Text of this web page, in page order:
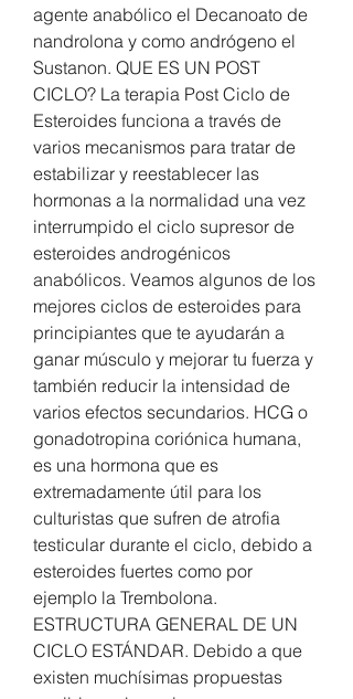
agente anabólico el Decanoato de
nandrolona y como andrógeno el
Sustanon. QUE ES UN POST
CICLO? La terapia Post Ciclo de
Esteroides funciona a través de
varios mecanismos para tratar de
estabilizar y reestablecer las
hormonas a la normalidad una vez
interrumpido el ciclo supresor de
esteroides androgénicos
anabólicos. Veamos algunos de los
mejores ciclos de esteroides para
principiantes que te ayudarán a
ganar músculo y mejorar tu fuerza y
también reducir la intensidad de
varios efectos secundarios. HCG o
gonadotropina coriónica humana,
es una hormona que es
extremadamente útil para los
culturistas que sufren de atrofia
testicular durante el ciclo, debido a
esteroides fuertes como por
ejemplo la Trembolona.
ESTRUCTURA GENERAL DE UN
CICLO ESTÁNDAR. Debido a que
existen muchísimas propuestas